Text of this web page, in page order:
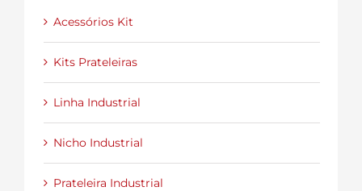
Acessórios Kit
Kits Prateleiras
Linha Industrial
Nicho Industrial
Prateleira Industrial